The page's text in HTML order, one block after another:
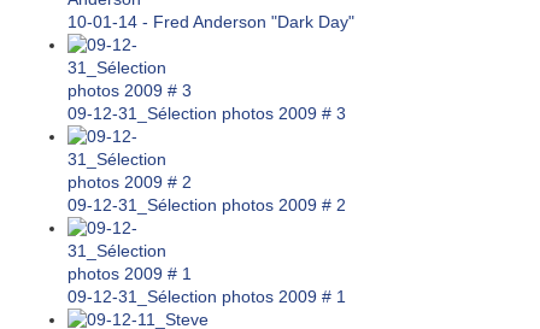
10-01-14 - Fred Anderson "Dark Day"
09-12-31_Sélection photos 2009 # 3
09-12-31_Sélection photos 2009 # 2
09-12-31_Sélection photos 2009 # 1